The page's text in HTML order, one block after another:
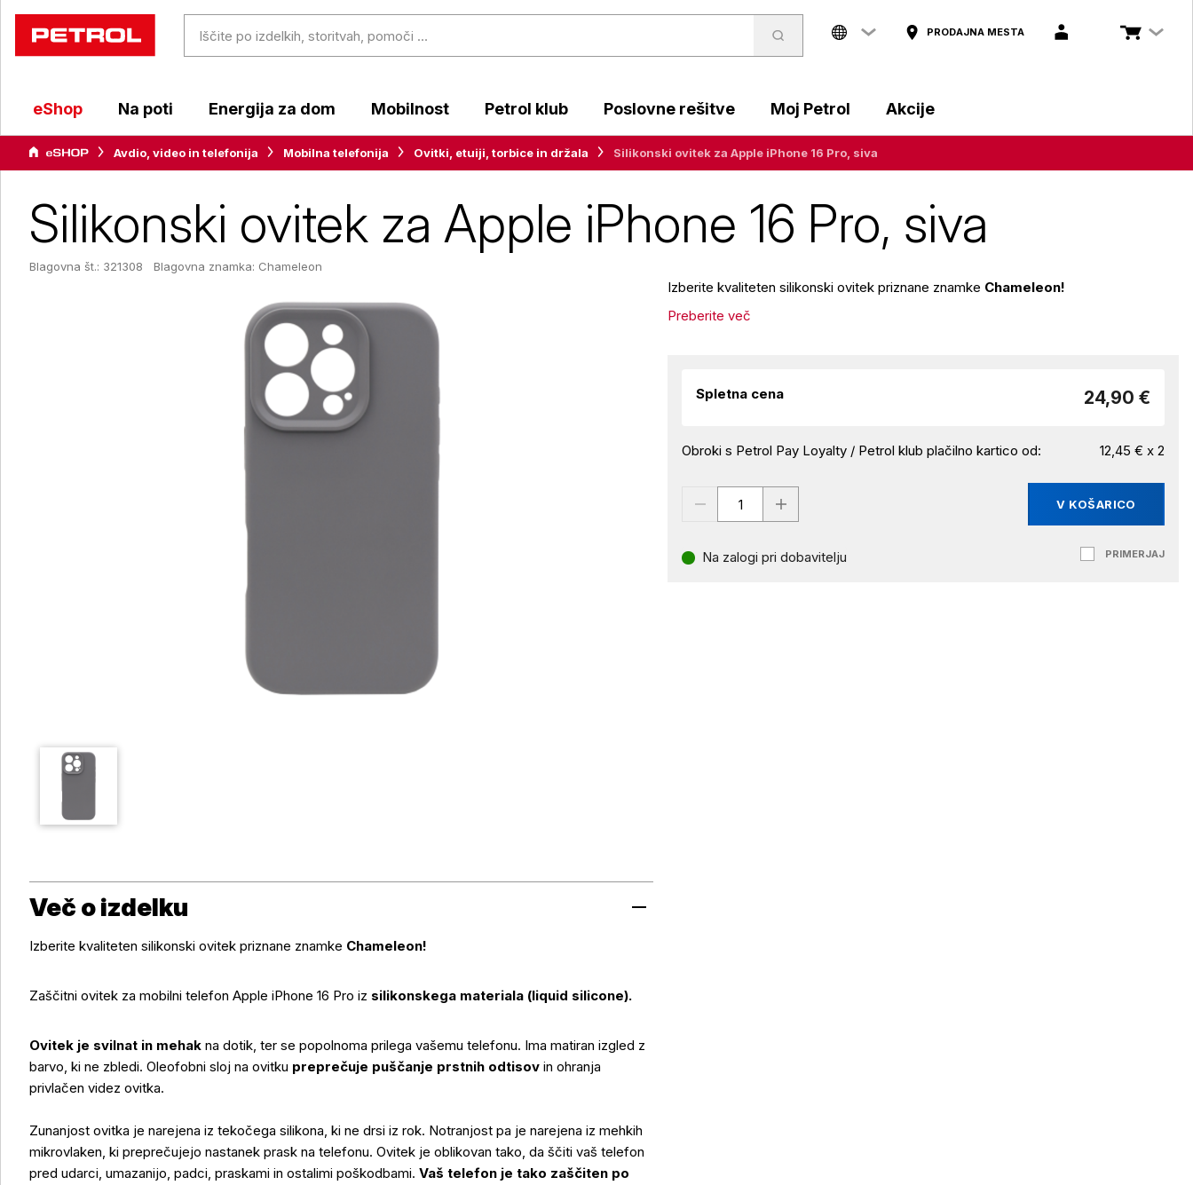
PRODAJNA MESTA
eShop Na poti Energija za dom Mobilnost Petrol klub Poslovne rešitve Moj Petrol Akcije
Avdio, video in telefonija Mobilna telefonija Ovitki, etuiji, torbice in držala Silikonski ovitek za Apple iPhone 16 Pro, siva
Silikonski ovitek za Apple iPhone 16 Pro, siva
Blagovna št.: 321308 Blagovna znamka: Chameleon
Izberite kvaliteten silikonski ovitek priznane znamke Chameleon!
Preberite več
Spletna cena 24,90 €
Obroki s Petrol Pay Loyalty / Petrol klub plačilno kartico od: 12,45 € x 2
V KOŠARICO
Na zalogi pri dobavitelju PRIMERJAJ
Več o izdelku
Izberite kvaliteten silikonski ovitek priznane znamke Chameleon!
Zaščitni ovitek za mobilni telefon Apple iPhone 16 Pro iz silikonskega materiala (liquid silicone).
Ovitek je svilnat in mehak na dotik, ter se popolnoma prilega vašemu telefonu. Ima matiran izgled z
barvo, ki ne zbledi. Oleofobni sloj na ovitku preprečuje puščanje prstnih odtisov in ohranja
privlačen videz ovitka.
Zunanjost ovitka je narejena iz tekočega silikona, ki ne drsi iz rok. Notranjost pa je narejena iz mehkih
mikrovlaken, ki preprečujejo nastanek prask na telefonu. Ovitek je oblikovan tako, da ščiti vaš telefon
pred udarci, umazanijo, padci, praskami in ostalimi poškodbami. Vaš telefon je tako zaščiten po